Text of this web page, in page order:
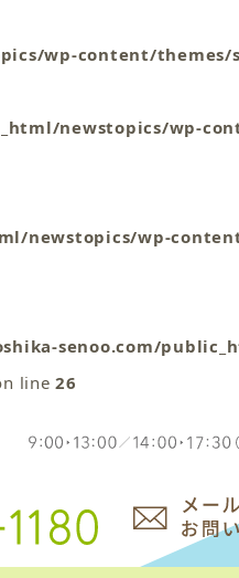
wp-content/themes/
newstopics/wp-
newstopics/wp-
senoo.com/
line26
086-363-